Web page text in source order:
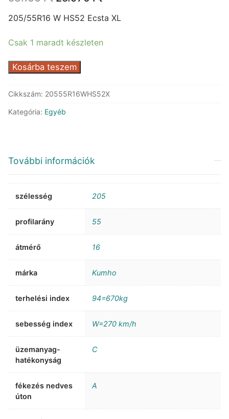
was:
is:
205/55R16 W HS52 Ecsta XL
Csak 1 maradt készleten
Kumho
Ecsta
mennyiség
Kosárba teszem
Cikkszám: 20555R16WHS52X
Kategória: Egyéb
További információk
szélesség 205
profilarány 55
átmérő 16
márka Kumho
terhelési index 94=670kg
sebesség index W=270 km/h
üzemanyag-
hatékonyság
C
fékezés nedves
úton
A